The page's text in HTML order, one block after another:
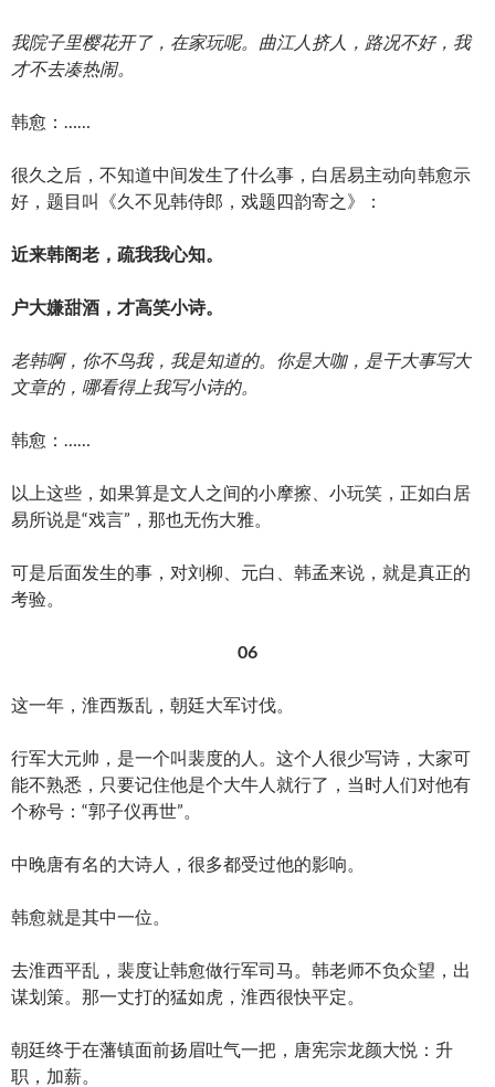
我院子里樱花开了，在家玩呢。曲江人挤人，路况不好，我
才不去凑热闹。
韩愈：……
很久之后，不知道中间发生了什么事，白居易主动向韩愈示
好，题目叫《久不见韩侍郎，戏题四韵寄之》：
近来韩阁老，疏我我心知。
户大嫌甜酒，才高笑小诗。
老韩啊，你不鸟我，我是知道的。你是大咖，是干大事写大
文章的，哪看得上我写小诗的。
韩愈：……
以上这些，如果算是文人之间的小摩擦、小玩笑，正如白居
易所说是“戏言”，那也无伤大雅。
可是后面发生的事，对刘柳、元白、韩孟来说，就是真正的
考验。
06
这一年，淮西叛乱，朝廷大军讨伐。
行军大元帅，是一个叫裴度的人。这个人很少写诗，大家可
能不熟悉，只要记住他是个大牛人就行了，当时人们对他有
个称号：“郭子仪再世”。
中晚唐有名的大诗人，很多都受过他的影响。
韩愈就是其中一位。
去淮西平乱，裴度让韩愈做行军司马。韩老师不负众望，出
谋划策。那一丈打的猛如虎，淮西很快平定。
朝廷终于在藩镇面前扬眉吐气一把，唐宪宗龙颜大悦：升
职，加薪。